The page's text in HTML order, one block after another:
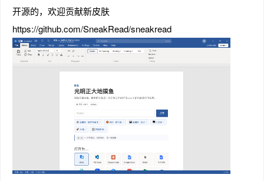
开源的，欢迎贡献新皮肤
https://github.com/SneakRead/sneakread